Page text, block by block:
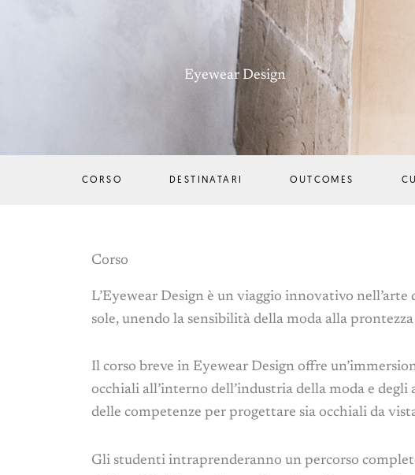
Eyewear Design
CORSO DESTINATARI OUTCOMES
Corso
L’Eyewear Design è un viaggio innovativo nell’arte
sole, unendo la sensibilità della moda alla
Il corso breve in Eyewear Design offre
occhiali all’interno dell’industria della moda e degli
delle competenze per progettare sia occhiali da
Gli studenti intraprenderanno un percorso